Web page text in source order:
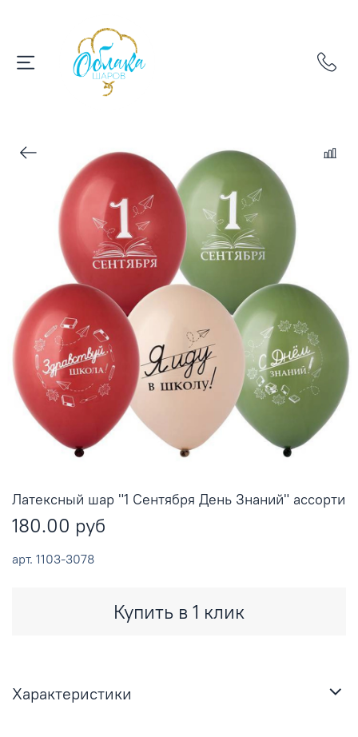
арт. 1103-3078
Латексный шар "1 Сентября День Знаний" ассорти
180.00 руб
Купить в 1 клик
Характеристики